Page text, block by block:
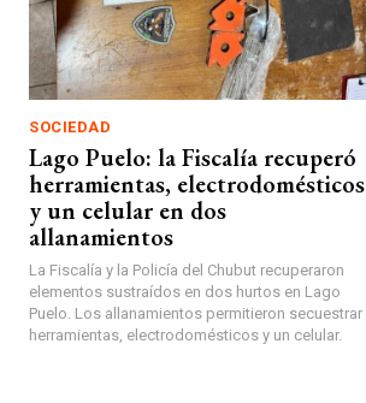
SOCIEDAD
Lago Puelo: la Fiscalía recuperó
herramientas, electrodomésticos
y un celular en dos
allanamientos
La Fiscalía y la Policía del Chubut recuperaron
elementos sustraídos en dos hurtos en Lago
Puelo. Los allanamientos permitieron secuestrar
herramientas, electrodomésticos y un celular.